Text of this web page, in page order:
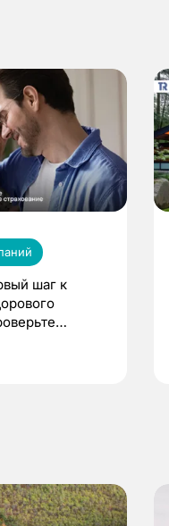
шаг к